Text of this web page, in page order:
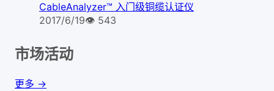
CableAnalyzer™ 入门级铜缆认证仪
2017/6/19👁 543
市场活动
更多 →